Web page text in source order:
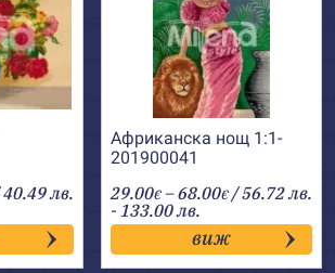
лв.
Африканска нощ 1:1-
201900041
29.00€ –68.00€Price
range:
29.00€
through
68.00€
/ 56.72 лв.
- 133.00 лв.
виж